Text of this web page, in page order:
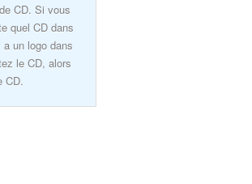
CD. Si vous
quel CD dans
un logo dans
le CD, alors
CD.